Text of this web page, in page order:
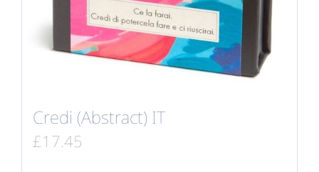
Credi (Abstract) IT
£17.45